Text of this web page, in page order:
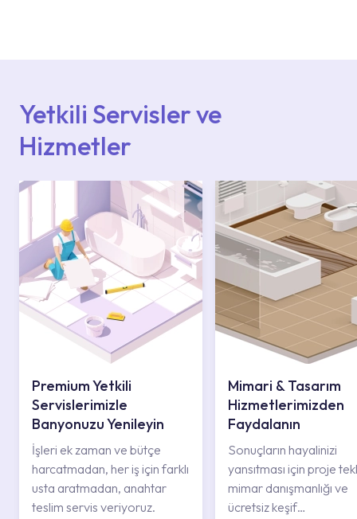
Yetkili Servisler ve
Hizmetler
Premium Yetkili
Servislerimizle
Banyonuzu Yenileyin
İşleri ek zaman ve bütçe
harcatmadan, her iş için farklı
usta aratmadan, anahtar
teslim servis veriyoruz.
Mimari & Tasarım
Hizmetlerimizden
Faydalanın
Sonuçların hayalinizi
yansıtması için proje
mimar danışmanlığı ve
ücretsiz keşif